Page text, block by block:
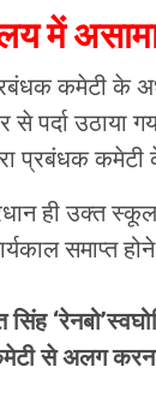
में
कमेटी के
से पर्दा
प्रबंधक
ही उक्त
से अलग